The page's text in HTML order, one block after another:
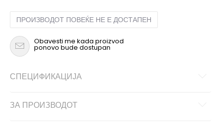
ПРОИЗВОДОТ ПОВЕЌЕ НЕ Е ДОСТАПЕН
Obavesti me kada proizvod
ponovo bude dostupan
СПЕЦИФИКАЦИЈА
ЗА ПРОИЗВОДОТ